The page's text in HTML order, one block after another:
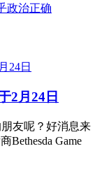
政治正确
2月24日
友呢？好消息来
Bethesda Game